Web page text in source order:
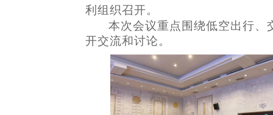
利组织召开。
本次会议重点围绕低空出行、
开交流和讨论。